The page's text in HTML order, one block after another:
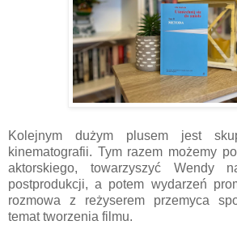
Kolejnym dużym plusem jest
kinematografii. Tym razem możemy
aktorskiego, towarzyszyć Wendy
postprodukcji, a potem wydarzeń
rozmowa z reżyserem przemyca
temat tworzenia filmu.